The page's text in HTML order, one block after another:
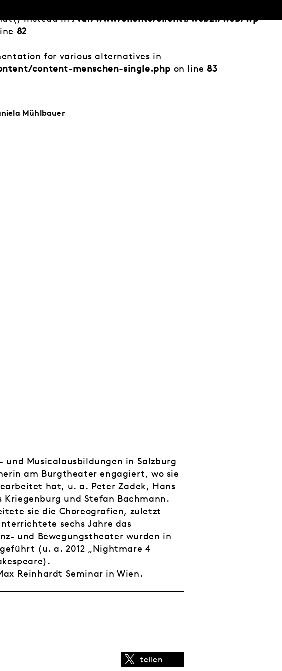
instead in/var/www/clients/client1/web21/web/wp-
82
for various alternatives in
content-menschen-single.php on line 83
Mühlbauer
und Musicalausbildungen in Salzburg
am Burgtheater engagiert, wo sie
hat, u. a. Peter Zadek, Hans
Kriegenburg und Stefan Bachmann.
sie die Choreografien, zuletzt
sechs Jahre das
und Bewegungstheater wurden in
(u. a. 2012 „Nightmare 4
Reinhardt Seminar in Wien.
teilen